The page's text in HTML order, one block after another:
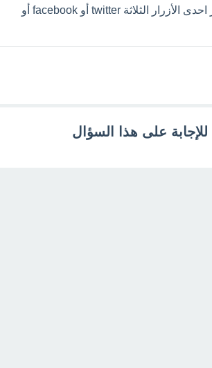
من الجهد ترك تعليق أو مشاركة الموضوع عبر احدى الأزرار الثلاثة twitter أو facebook أو
للإجابة على هذا السؤال